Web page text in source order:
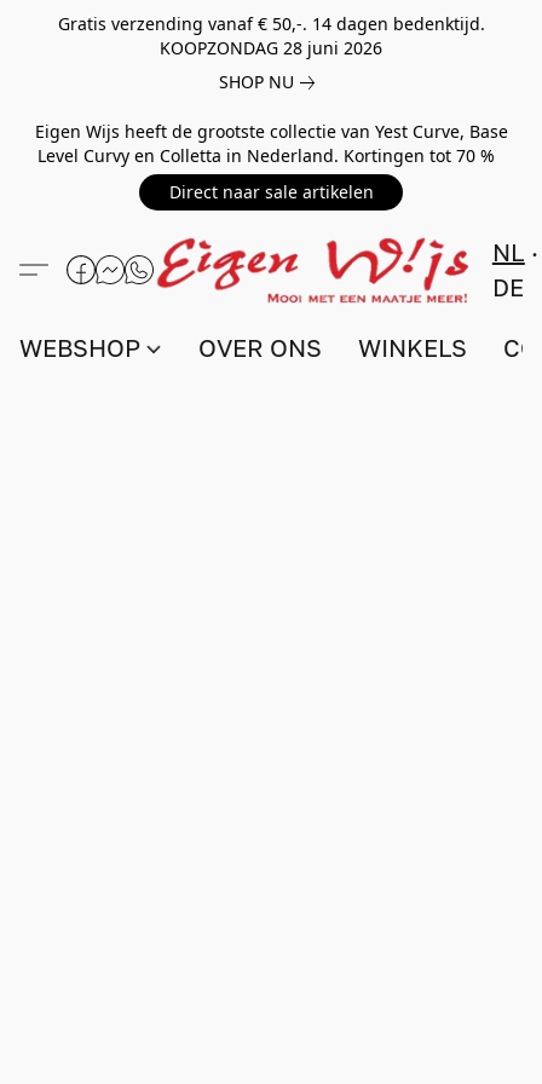
Gratis verzending vanaf € 50,-. 14 dagen bedenktijd.
KOOPZONDAG 28 juni 2026
SHOP NU
Eigen Wijs heeft de grootste collectie van Yest Curve, Base
Level Curvy en Colletta in Nederland. Kortingen tot 70 %
Direct naar sale artikelen
NL
DE
WEBSHOP OVER ONS WINKELS